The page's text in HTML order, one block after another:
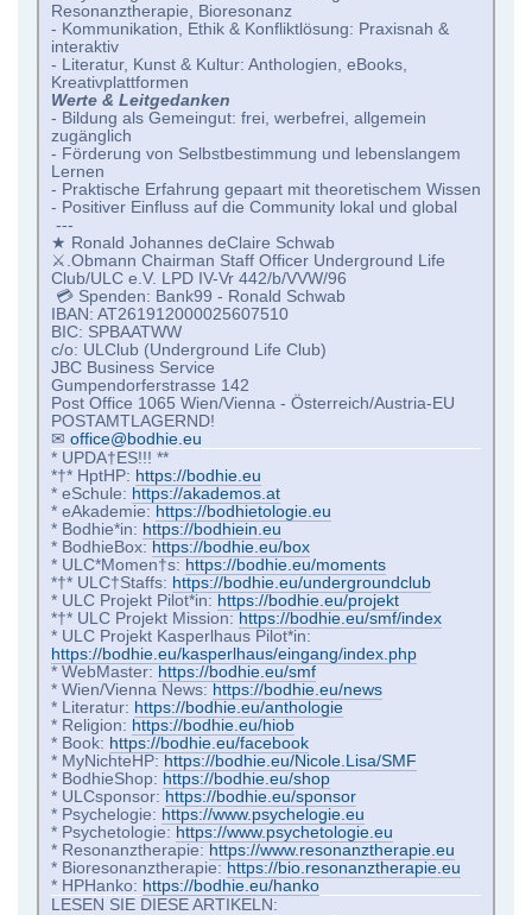
Resonanztherapie, Bioresonanz
- Kommunikation, Ethik & Konfliktlösung: Praxisnah &
interaktiv
- Literatur, Kunst & Kultur: Anthologien, eBooks,
Kreativplattformen
Werte & Leitgedanken
- Bildung als Gemeingut: frei, werbefrei, allgemein
zugänglich
- Förderung von Selbstbestimmung und lebenslangem
Lernen
- Praktische Erfahrung gepaart mit theoretischem Wissen
- Positiver Einfluss auf die Community lokal und global
---
★ Ronald Johannes deClaire Schwab
⚔.Obmann Chairman Staff Officer Underground Life
Club/ULC e.V. LPD IV-Vr 442/b/VVW/96
💳 Spenden: Bank99 - Ronald Schwab
IBAN: AT261912000025607510
BIC: SPBAATWW
c/o: ULClub (Underground Life Club)
JBC Business Service
Gumpendorferstrasse 142
Post Office 1065 Wien/Vienna - Österreich/Austria-EU
POSTAMTLAGERND!
✉ office@bodhie.eu
* UPDA†ES!!! **
*†* HptHP: https://bodhie.eu
* eSchule: https://akademos.at
* eAkademie: https://bodhietologie.eu
* Bodhie*in: https://bodhiein.eu
* BodhieBox: https://bodhie.eu/box
* ULC*Momen†s: https://bodhie.eu/moments
*†* ULC†Staffs: https://bodhie.eu/undergroundclub
* ULC Projekt Pilot*in: https://bodhie.eu/projekt
*†* ULC Projekt Mission: https://bodhie.eu/smf/index
* ULC Projekt Kasperlhaus Pilot*in:
https://bodhie.eu/kasperlhaus/eingang/index.php
* WebMaster: https://bodhie.eu/smf
* Wien/Vienna News: https://bodhie.eu/news
* Literatur: https://bodhie.eu/anthologie
* Religion: https://bodhie.eu/hiob
* Book: https://bodhie.eu/facebook
* MyNichteHP: https://bodhie.eu/Nicole.Lisa/SMF
* BodhieShop: https://bodhie.eu/shop
* ULCsponsor: https://bodhie.eu/sponsor
* Psychelogie: https://www.psychelogie.eu
* Psychetologie: https://www.psychetologie.eu
* Resonanztherapie: https://www.resonanztherapie.eu
* Bioresonanztherapie: https://bio.resonanztherapie.eu
* HPHanko: https://bodhie.eu/hanko
LESEN SIE DIESE ARTIKELN: